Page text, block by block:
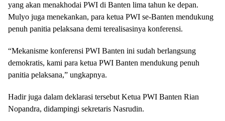
yang akan menakhodai PWI di Banten lima tahun ke depan.
Mulyo juga menekankan, para ketua PWI se-Banten mendukung
penuh panitia pelaksana demi terealisasinya konferensi.
“Mekanisme konferensi PWI Banten ini sudah berlangsung
demokratis, kami para ketua PWI Banten mendukung penuh
panitia pelaksana,” ungkapnya.
Hadir juga dalam deklarasi tersebut Ketua PWI Banten Rian
Nopandra, didampingi sekretaris Nasrudin.